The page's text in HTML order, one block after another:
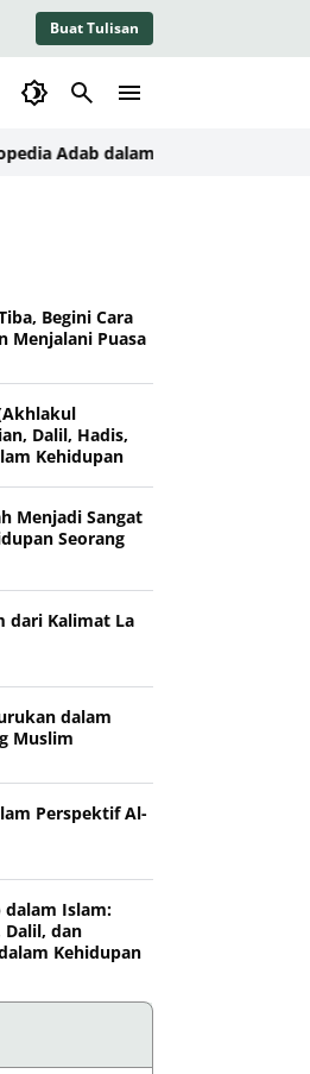
Buat Tulisan
Adab dalam Islam: Kajian
Begini Cara
Menjalani Puasa
Dalil, Hadis,
Kehidupan
Menjadi Sangat
Seorang
dari Kalimat La
dalam
Muslim
Perspektif Al-
dalam Islam:
Dalil, dan
Kehidupan